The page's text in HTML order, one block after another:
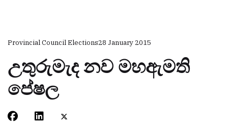
Provincial Council Elections28 January 2015
උතුරුමැද නව මහඇමති
පේෂල